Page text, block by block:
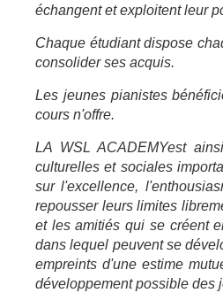
échangent et exploitent leur
Chaque étudiant dispose
consolider ses acquis.
Les jeunes pianistes
cours n'offre.
LA WSL ACADEMYest
culturelles et sociales
sur l'excellence,
repousser leurs limites
et les amitiés qui se créent
dans lequel peuvent se
empreints d'une estime
développement possible des